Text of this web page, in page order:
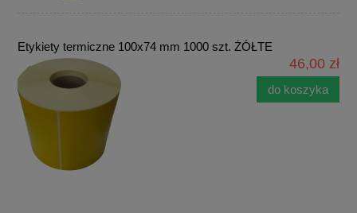
Etykiety termiczne 100x74 mm 1000 szt. ŻÓŁTE
46,00 zł
do koszyka